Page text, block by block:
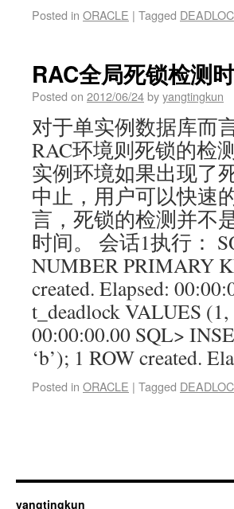
Posted in ORACLE | Tagged
RAC全局死锁检测
Posted on 2012/06/24byyangtingkun
对于单实例数据库而
RAC环境则死锁的检
实例环境如果出现了
中止，用户可以快速
言，死锁的检测并不
时间。 会话1执行：
NUMBER PRIMARY
created. Elapsed:
t_deadlock VALUES (1,
00:00:00.00 SQL>
‘b’); 1 ROW created.
Posted in ORACLE | Tagged
yangtingkun